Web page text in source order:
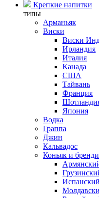
Крепкие напитки
типы
Арманьяк
Виски
Виски
Ирландия
Италия
Канада
США
Тайвань
Франция
Япония
Водка
Граппа
Джин
Кальвадос
Коньяк и бренди